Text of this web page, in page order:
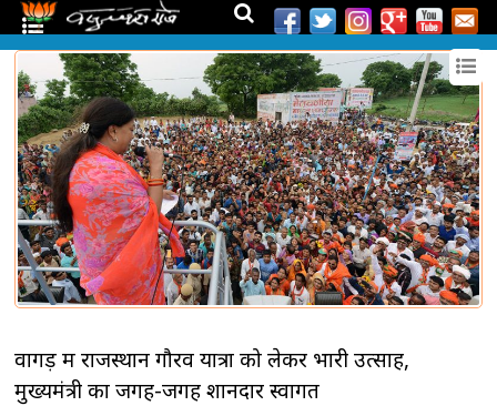
वागड़ में राजस्थान गौरव यात्रा को लेकर भारी उत्साह,
मुख्यमंत्री का जगह-जगह शानदार स्वागत